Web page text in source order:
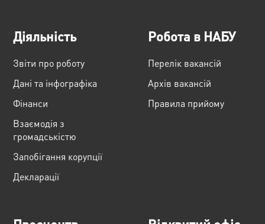
Діяльність
Звіти про роботу
Дані та інфографіка
Фінанси
Взаємодія з
громадськістю
Запобігання корупції
Декларації
Робота в НАБУ
Перелік вакансій
Архів вакансій
Правила прийому